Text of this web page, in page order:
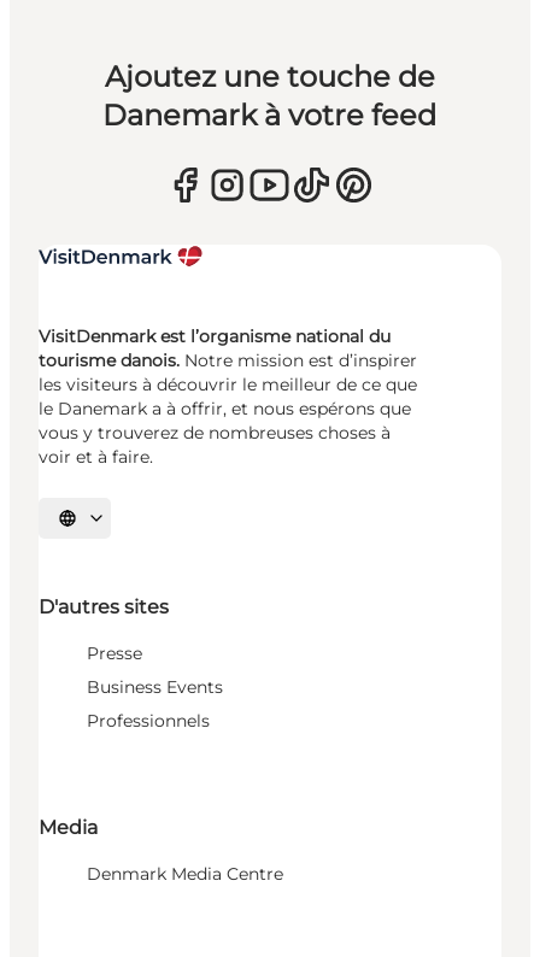
Ajoutez une touche de
Danemark à votre feed
VisitDenmark est l’organisme national du
tourisme danois. Notre mission est d’inspirer
les visiteurs à découvrir le meilleur de ce que
le Danemark a à offrir, et nous espérons que
vous y trouverez de nombreuses choses à
voir et à faire.
Choisissez la langue
D'autres sites
Presse
Business Events
Professionnels
Media
Denmark Media Centre